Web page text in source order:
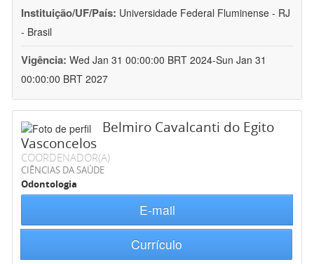
Instituição/UF/País: Universidade Federal Fluminense - RJ
- Brasil
Vigência: Wed Jan 31 00:00:00 BRT 2024-Sun Jan 31
00:00:00 BRT 2027
Belmiro Cavalcanti do Egito
Vasconcelos
COORDENADOR(A)
CIÊNCIAS DA SAÚDE
Odontologia
E-mail
Currículo